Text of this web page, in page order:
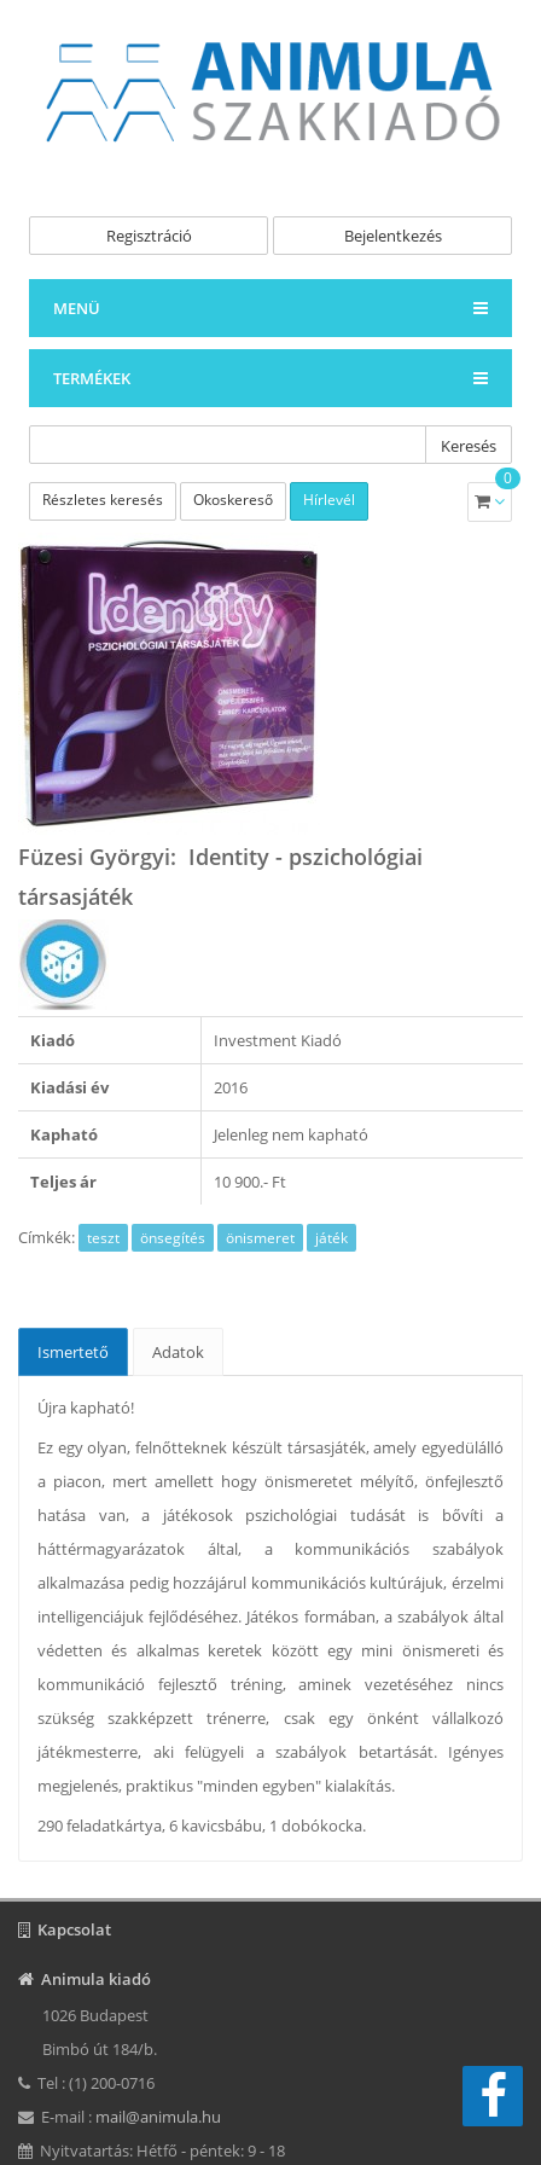
Regisztráció Bejelentkezés
MENÜ
TERMÉKEK
Keresés
Részletes keresés Okoskereső Hírlevél
0
Füzesi Györgyi: Identity - pszichológiai
társasjáték
Kiadó Investment Kiadó
Kiadási év 2016
Kapható Jelenleg nem kapható
Teljes ár 10 900.- Ft
Címkék: teszt önsegítés önismeret játék
Ismertető Adatok
Újra kapható!
Ez egy olyan, felnőtteknek készült társasjáték, amely egyedülálló
a piacon, mert amellett hogy önismeretet mélyítő, önfejlesztő
hatása van, a játékosok pszichológiai tudását is bővíti a
háttérmagyarázatok által, a kommunikációs szabályok
alkalmazása pedig hozzájárul kommunikációs kultúrájuk, érzelmi
intelligenciájuk fejlődéséhez. Játékos formában, a szabályok által
védetten és alkalmas keretek között egy mini önismereti és
kommunikáció fejlesztő tréning, aminek vezetéséhez nincs
szükség szakképzett trénerre, csak egy önként vállalkozó
játékmesterre, aki felügyeli a szabályok betartását. Igényes
megjelenés, praktikus "minden egyben" kialakítás.
290 feladatkártya, 6 kavicsbábu, 1 dobókocka.
Kapcsolat
Animula kiadó
1026 Budapest
Bimbó út 184/b.
Tel : (1) 200-0716
E-mail : mail@animula.hu
Nyitvatartás: Hétfő - péntek: 9 - 18